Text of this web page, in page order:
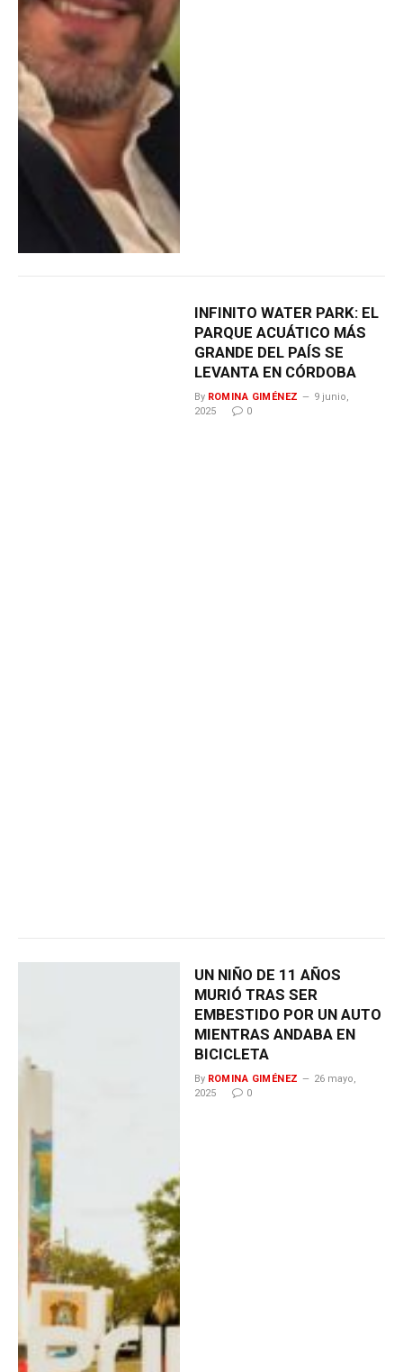
INFINITO WATER PARK: EL
PARQUE ACUÁTICO MÁS
GRANDE DEL PAÍS SE
LEVANTA EN CÓRDOBA
By ROMINA GIMÉNEZ
9 junio,
2025
0
UN NIÑO DE 11 AÑOS
MURIÓ TRAS SER
EMBESTIDO POR UN AUTO
MIENTRAS ANDABA EN
BICICLETA
By ROMINA GIMÉNEZ
26 mayo,
2025
0